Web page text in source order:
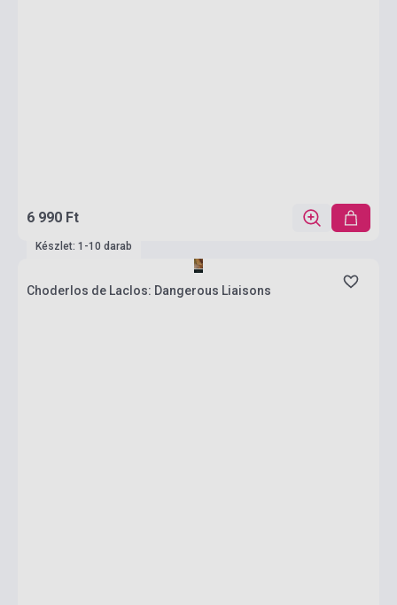
6 990 Ft
Készlet: 1-10 darab
Choderlos de Laclos: Dangerous Liaisons